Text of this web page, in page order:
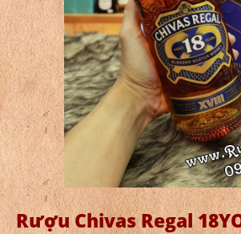
Rượu Chivas Regal